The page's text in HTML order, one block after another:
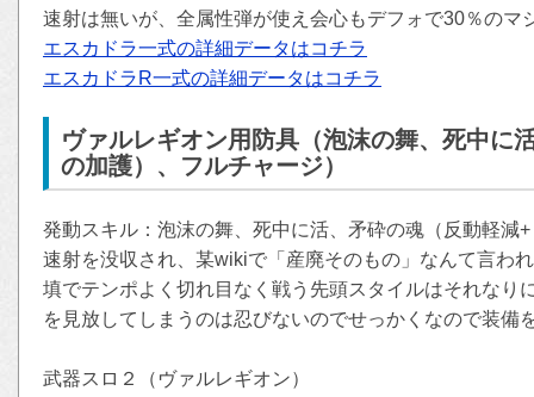
速射は無いが、全属性弾が使え会心もデフォで30％のマ
エスカドラ一式の詳細データはコチラ
エスカドラR一式の詳細データはコチラ
ヴァルレギオン用防具（泡沫の舞、死中に
の加護）、フルチャージ）
発動スキル：泡沫の舞、死中に活、矛砕の魂（反動軽減
速射を没収され、某wikiで「産廃そのもの」なんて言わ
填でテンポよく切れ目なく戦う先頭スタイルはそれなり
を見放してしまうのは忍びないのでせっかくなので装備
武器スロ２（ヴァルレギオン）